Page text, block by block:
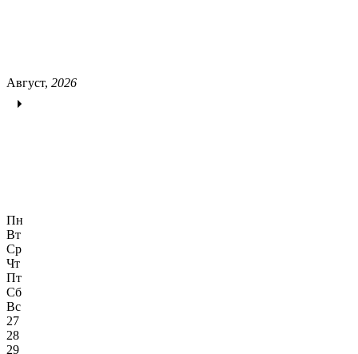
Август, 2026
Пн
Вт
Ср
Чт
Пт
Сб
Вс
27
28
29